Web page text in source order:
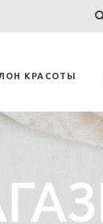
КРАСОТЫ